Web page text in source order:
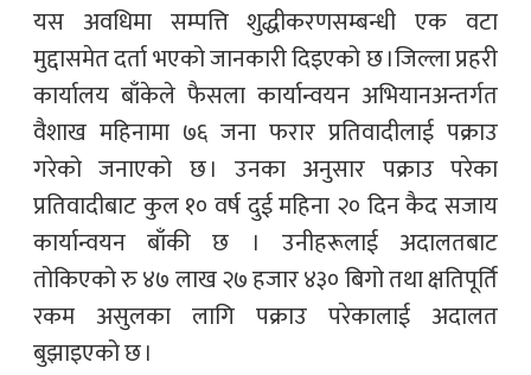
यस अवधिमा सम्पत्ति शुद्धीकरणसम्बन्धी एक वटा
मुद्दासमेत दर्ता भएको जानकारी दिइएको छ ।जिल्ला प्रहरी
कार्यालय बाँकेले फैसला कार्यान्वयन अभियानअन्तर्गत
वैशाख महिनामा ७६ जना फरार प्रतिवादीलाई पक्राउ
गरेको जनाएको छ । उनका अनुसार पक्राउ परेका
प्रतिवादीबाट कुल १० वर्ष दुई महिना २० दिन कैद सजाय
कार्यान्वयन बाँकी छ । उनीहरूलाई अदालतबाट
तोकिएको रु ४७ लाख २७ हजार ४३० बिगो तथा क्षतिपूर्ति
रकम असुलका लागि पक्राउ परेकालाई अदालत
बुझाइएको छ ।